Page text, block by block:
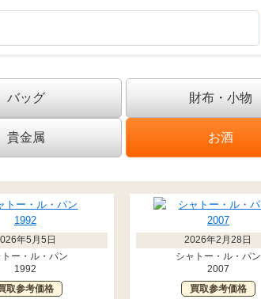
バッグ 財布・小物
貴金属 お酒
年5月5日
トー・ル・パン
1992
取参考価格
2026年2月28日
シャトー・ル・パン
2007
買取参考価格